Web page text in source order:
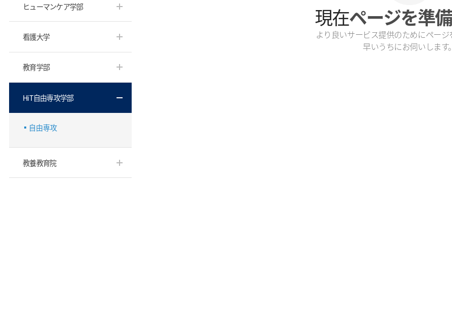
ヒューマンケア学部
看護大学
教育学部
HiT自由専攻学部
自由専攻
教養教育院
現在ページを準
より良いサービス提供のためにページ
早いうちにお伺いします。